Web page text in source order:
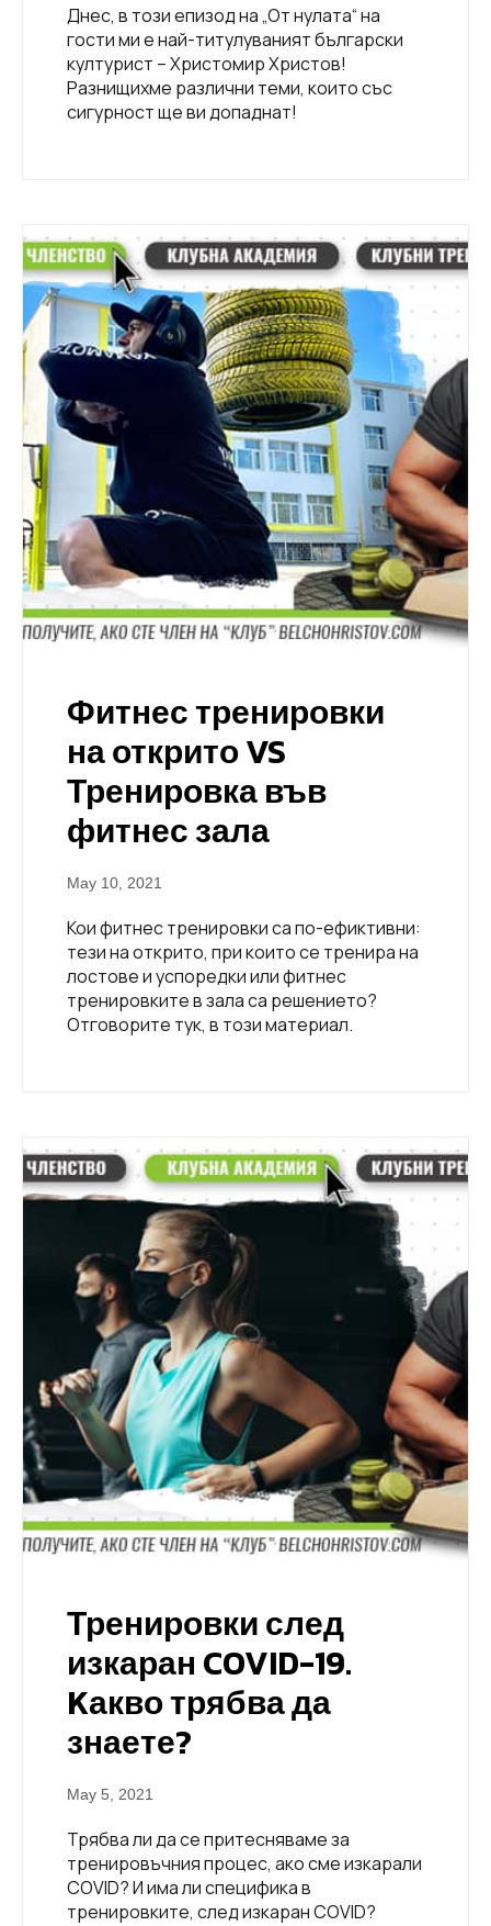
Днес, в този епизод на „От нулата“ на
гости ми е най-титулуваният български
културист – Христомир Христов!
Разнищихме различни теми, които със
сигурност ще ви допаднат!
Фитнес тренировки
на открито VS
Тренировка във
фитнес зала
May 10, 2021
Кои фитнес тренировки са по-ефиктивни:
тези на открито, при които се тренира на
лостове и успоредки или фитнес
тренировките в зала са решението?
Отговорите тук, в този материал.
Тренировки след
изкаран COVID-19.
Kакво трябва да
знаете?
May 5, 2021
Трябва ли да се притесняваме за
тренировъчния процес, ако сме изкарали
COVID? И има ли специфика в
тренировките, след изкаран COVID?